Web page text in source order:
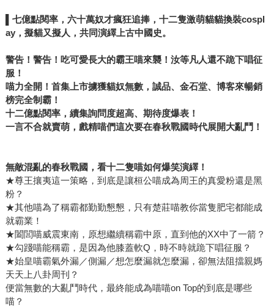
七億點閱率，六十萬奴才瘋狂追捧，十二隻激萌貓貓換裝cospl
ay，擬貓又擬人，共同演繹上古中國史。
警告！警告！吃可愛長大的霸王喵來襲！汝等凡人還不跪下唱征
服！
喵力全開！首集上市擄獲貓奴無數，誠品、金石堂、博客來暢銷
榜完全制霸！
十二億點閱率，續集詢問度超高、期待度爆表！
一言不合就賣萌，戲精喵們這次要在春秋戰國時代展開大亂鬥！
無敵混亂的春秋戰國，看十二隻喵如何爆笑演繹！
★尊王攘夷這一策略，到底是讓桓公喵成為周王的真愛粉還是黑
粉？
★其他喵為了稱霸都勤勤懇懇，只有楚莊喵教你當隻肥宅都能成
就霸業！
★闔閭喵威震東南，原想繼續稱霸中原，直到他的XX中了一箭？
★勾踐喵能稱霸，是因為他膝蓋軟Q，時不時就跪下唱征服？
★始皇喵霸氣外漏／側漏／想怎麼漏就怎麼漏，卻無法阻擋親媽
天天上八卦周刊？
便當無數的大亂鬥時代，最終能成為喵喵on Top的到底是哪些
喵？